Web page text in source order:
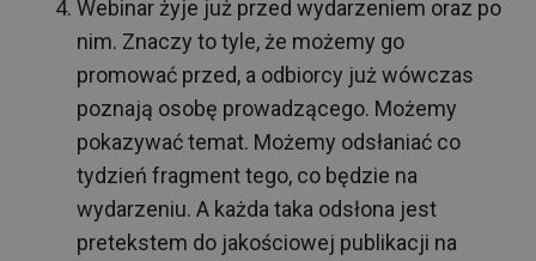
Webinar żyje już przed wydarzeniem oraz po
nim. Znaczy to tyle, że możemy go
promować przed, a odbiorcy już wówczas
poznają osobę prowadzącego. Możemy
pokazywać temat. Możemy odsłaniać co
tydzień fragment tego, co będzie na
wydarzeniu. A każda taka odsłona jest
pretekstem do jakościowej publikacji na